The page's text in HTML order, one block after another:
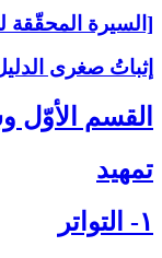
[السيرة
إثباتُ‏ صغرى‏
القسم الأوّل
تمهيد
۱- التواتر